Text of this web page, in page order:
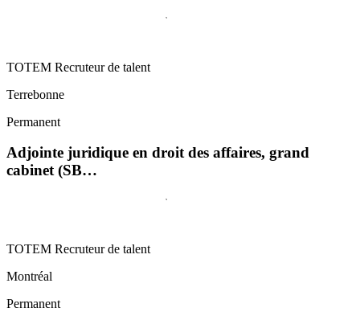
TOTEM Recruteur de talent
Terrebonne
Permanent
Adjointe juridique en droit des affaires, grand
cabinet (SB…
TOTEM Recruteur de talent
Montréal
Permanent